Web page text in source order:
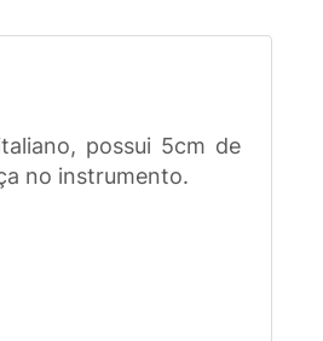
possui 5cm de
no instrumento.